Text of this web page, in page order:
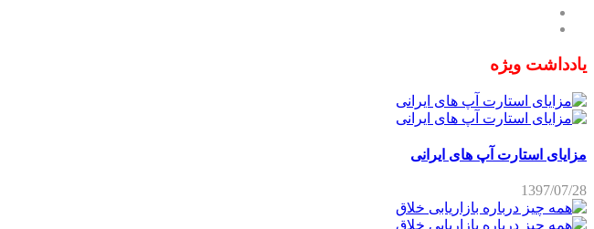
یادداشت ویژه
مزایای استارت آپ های ایرانی
1397/07/28